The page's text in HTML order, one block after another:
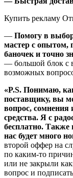
Купить рекламу
— Помогу в
мастер с опытом,
баночек и точно
— большой блок с
возможных
«P.S. Понимаю,
поставщику, вы
вопрос, сомнения
средства. Я с
бесплатно. Также
нас будет много
второй оффер на
по каким-то
или не закрыли
вопрос и